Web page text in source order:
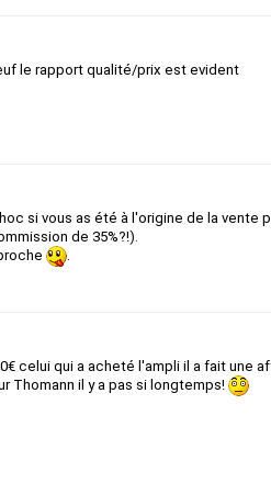
le rapport qualité/prix est evident
si vous as été à l'origine de la vente
de 35%?!).
.
celui qui a acheté l'ampli il a fait une
Thomann il y a pas si longtemps!